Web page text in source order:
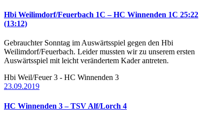
Hbi Weilimdorf/Feuerbach 1C – HC Winnenden 1C 25:22
(13:12)
Gebrauchter Sonntag im Auswärtsspiel gegen den Hbi
Weilimdorf/Feuerbach. Leider mussten wir zu unserem ersten
Auswärtsspiel mit leicht verändertem Kader antreten.
Hbi Weil/Feuer 3 - HC Winnenden 3
23.09.2019
HC Winnenden 3 – TSV Alf/Lorch 4